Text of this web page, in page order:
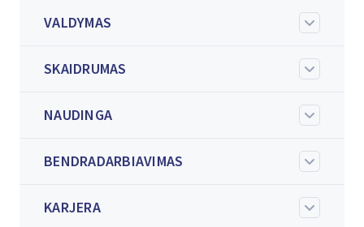
VALDYMAS
SKAIDRUMAS
NAUDINGA
BENDRADARBIAVIMAS
KARJERA